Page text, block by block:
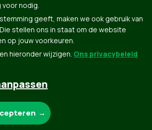
Privacybeleid
nodig.
geeft, maken we ook gebruik van
stellen ons in staat om de website
op jouw voorkeuren.
hieronder wijzigen. Ons privacybeleid